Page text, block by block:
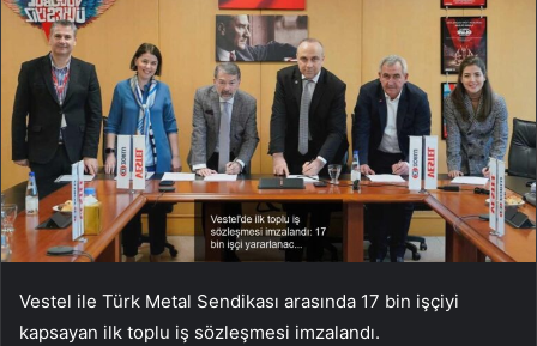
Vestel ile Türk Metal Sendikası arasında 17 bin işçiyi
kapsayan ilk toplu iş sözleşmesi imzalandı.